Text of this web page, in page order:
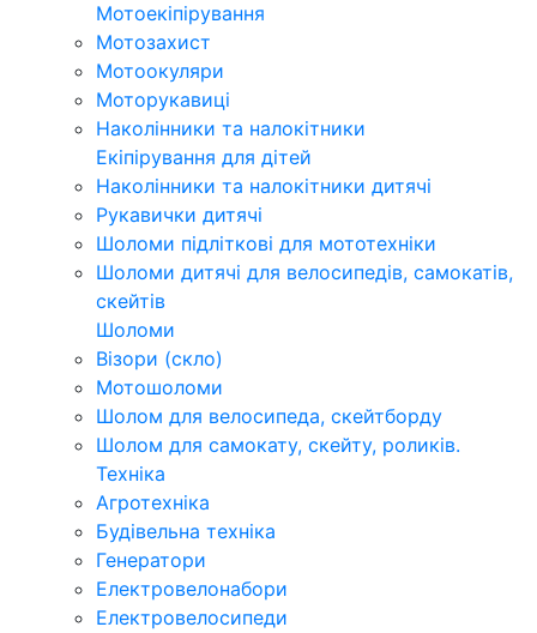
Мотоекіпірування
Мотозахист
Мотоокуляри
Моторукавиці
Наколінники та налокітники
Екіпірування для дітей
Наколінники та налокітники дитячі
Рукавички дитячі
Шоломи підліткові для мототехніки
Шоломи дитячі для велосипедів, самокатів,
скейтів
Шоломи
Візори (скло)
Мотошоломи
Шолом для велосипеда, скейтборду
Шолом для самокату, скейту, роликів.
Техніка
Агротехніка
Будівельна техніка
Генератори
Електровелонабори
Електровелосипеди